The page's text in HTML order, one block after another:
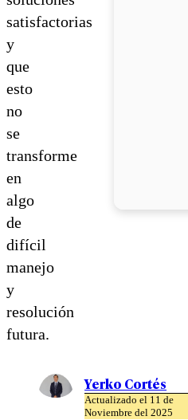
satisfactorias
y
que
esto
no
se
transforme
en
algo
de
difícil
manejo
y
resolución
futura.
Yerko Cortés
Actualizado el 11 de
Noviembre del 2025